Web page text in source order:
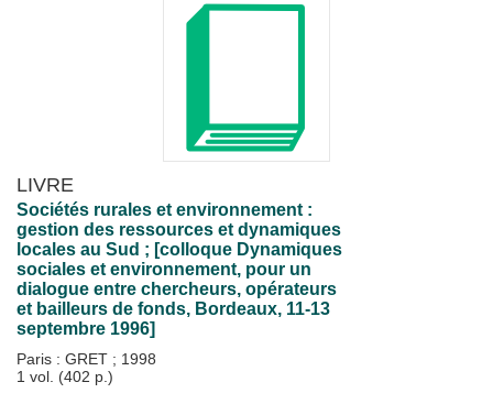
LIVRE
Sociétés rurales et environnement :
gestion des ressources et dynamiques
locales au Sud ; [colloque Dynamiques
sociales et environnement, pour un
dialogue entre chercheurs, opérateurs
et bailleurs de fonds, Bordeaux, 11-13
septembre 1996]
Paris : GRET ; 1998
1 vol. (402 p.)